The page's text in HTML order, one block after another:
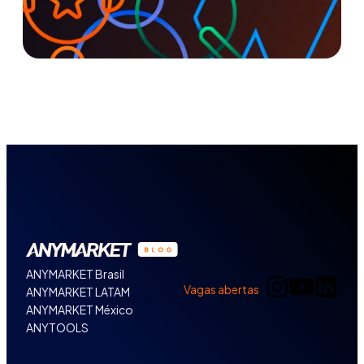
ANYMARKET Brasil
ANYMARKET LATAM
ANYMARKET México
ANYTOOLS
Vagas abertas